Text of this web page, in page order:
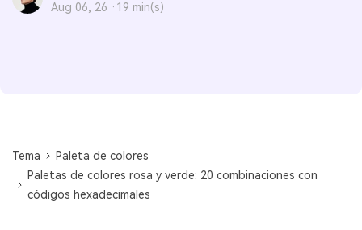
Aug 06, 26 · 19 min(s)
Tema
Paleta de colores
Paletas de colores rosa y verde: 20 combinaciones con
códigos hexadecimales